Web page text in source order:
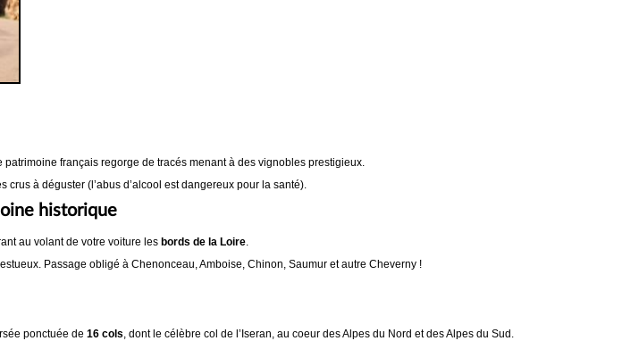
patrimoine français regorge de tracés menant à des vignobles prestigieux.
à déguster (l’abus d’alcool est dangereux pour la santé).
historique
au volant de votre voiture les bords de la Loire
Passage obligé à Chenonceau, Amboise, Chinon, Saumur et autre Cheverny !
ponctuée de 16 cols , dont le célèbre col de l’Iseran, au coeur des Alpes du Nord et des Alpes du Sud.